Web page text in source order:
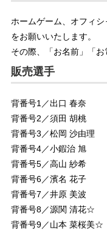
ホームゲーム、オフィ
をお願いいたします。
その際、「お名前」「お
販売選手
背番号1／出口 春奈
背番号2／須田 胡桃
背番号3／松岡 沙由理
背番号4／小鍜治 旭
背番号5／高山 紗希
背番号6／濱名 花子
背番号7／井原 美波
背番号8／源関 清花☆
背番号9／山本 菜桜美☆